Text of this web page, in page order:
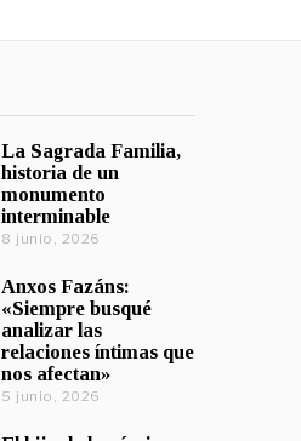
La Sagrada Familia,
historia de un
monumento
interminable
8 junio, 2026
Anxos Fazáns:
«Siempre busqué
analizar las
relaciones íntimas que
nos afectan»
5 junio, 2026